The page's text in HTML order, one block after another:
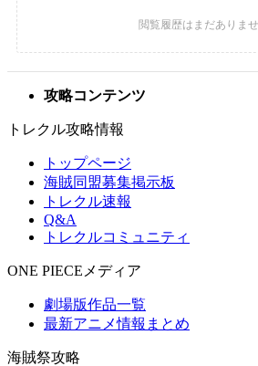
攻略コンテンツ
トレクル攻略情報
トップページ
海賊同盟募集掲示板
トレクル速報
Q&A
トレクルコミュニティ
ONE PIECEメディア
劇場版作品一覧
最新アニメ情報まとめ
海賊祭攻略